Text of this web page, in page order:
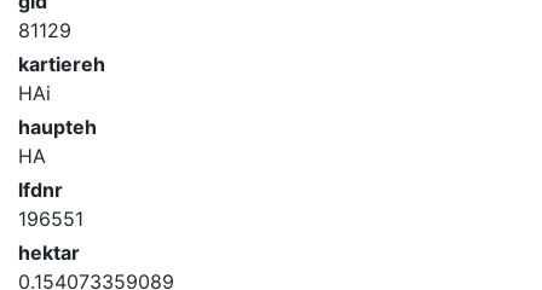
81129
kartiereh
HAi
haupteh
HA
lfdnr
196551
hektar
0.154073359089